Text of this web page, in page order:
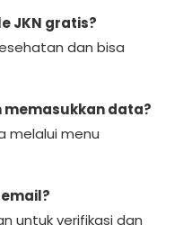
JKN gratis?
dan bisa
memasukkan data?
melalui menu
untuk verifikasi dan